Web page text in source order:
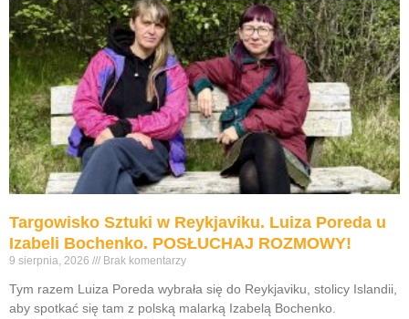
Targowisko Sztuki w Reykjaviku. Luiza Poreda u
Izabeli Bochenko. POSŁUCHAJ ROZMOWY!
9 sierpnia, 2026 Brak komentarzy
Tym razem Luiza Poreda wybrała się do Reykjaviku, stolicy Islandii,
aby spotkać się tam z polską malarką Izabelą Bochenko.